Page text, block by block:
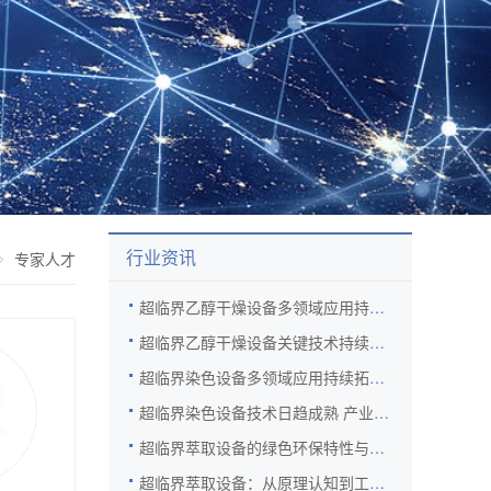
专家人才 行业资讯
超临界乙醇干燥设备多领域应用持续拓展 新材料赛道需求旺盛
超临界乙醇干燥设备关键技术持续突破 产业化进程全面提速
超临界染色设备多领域应用持续拓展 绿色制造效益日益凸显
超临界染色设备技术日趋成熟 产业化进程全面提速
超临界萃取设备的绿色环保特性与前沿场景拓展
超临界萃取设备：从原理认知到工业应用的跨越之路